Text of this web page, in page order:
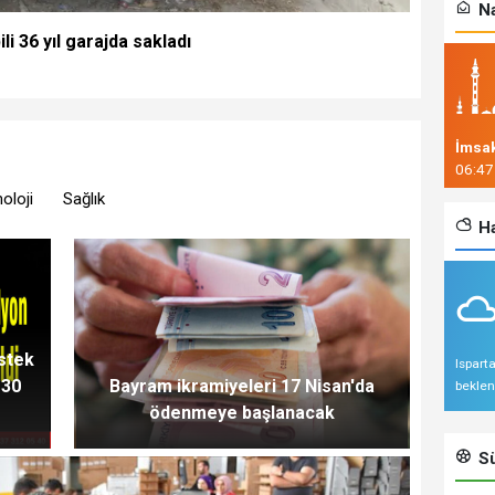
36 yıl garajda sakladı
Sağlık
Bayram ikramiyeleri 17 Nisan'da
ödenmeye başlanacak
06:47